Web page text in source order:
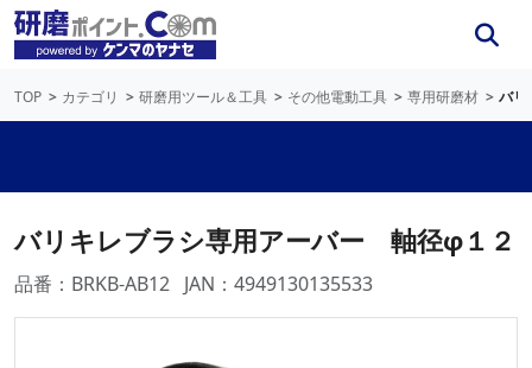
TOP カテゴリ 研磨用ツール＆工具 その他電動工具 専用研磨材 バ
バリキレブラシ専用アーバー 軸径φ１２
品番：BRKB-AB12 JAN：4949130135533